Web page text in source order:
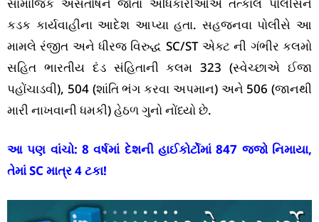
કડક કાર્યવાહીના આદેશ આપ્યા હતા. સહજનવા પોલીસે આ
મામલે રંજીત અને ધીરજ વિરુદ્ધ SC/ST એક્ટ ની ગંભીર કલમો
સહિત ભારતીય દંડ સંહિતાની કલમ 323 (સ્વેચ્છાએ ઈજા
પહોંચાડવી), 504 (શાંતિ ભંગ કરવા અપમાન) અને 506 (જાનથી
મારી નાખવાની ધમકી) હેઠળ ગુનો નોંધ્યો છે.
આ પણ વાંચો: 8 વર્ષમાં દેશની હાઈકોર્ટોમાં 847 જજો નિમાયા,
તેમાં SC માત્ર 4 ટકા!